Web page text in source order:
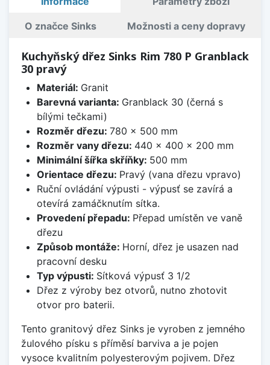
O značce Sinks Možnosti a ceny dopravy
Kuchyňský dřez Sinks Rim 780 P Granblack
30 pravý
Materiál: Granit
Barevná varianta: Granblack 30 (černá s
bílými tečkami)
Rozměr dřezu: 780 x 500 mm
Rozměr vany dřezu: 440 x 400 x 200 mm
Minimální šířka skříňky: 500 mm
Orientace dřezu: Pravý (vana dřezu vpravo)
Ruční ovládání výpusti - výpusť se zavírá a
otevírá zamáčknutím sítka.
Provedení přepadu: Přepad umístěn ve vaně
dřezu
Způsob montáže: Horní, dřez je usazen nad
pracovní desku
Typ výpusti: Sítková výpusť 3 1/2
Dřez z výroby bez otvorů, nutno zhotovit
otvor pro baterii.
Tento granitový dřez Sinks je vyroben z jemného
žulového písku s příměsí barviva a je pojen
vysoce kvalitním polyesterovým pojivem. Dřez